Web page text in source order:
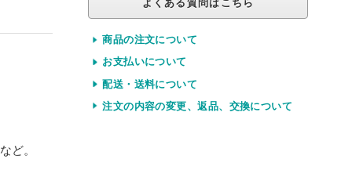
よくある質問はこちら
商品の注文について
お支払いについて
配送・送料について
注文の内容の変更、返品、交換について
ど。